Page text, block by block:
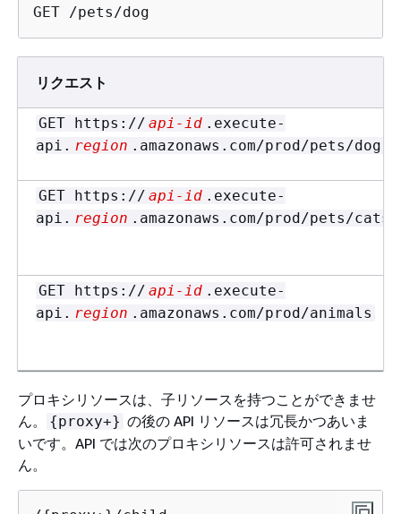
GET /pets/dog
リクエスト
GET https:// api-id .execute-
api. region .amazonaws.com/prod/pets/dog
GET https:// api-id .execute-
api. region .amazonaws.com/prod/pets/cats
GET https:// api-id .execute-
api. region .amazonaws.com/prod/animals
プロキシリソースは、子リソースを持つことができませ
ん。
{proxy+} の後の API リソースは冗長かつあいま
いです。API では次のプロキシリソースは許可されませ
ん。